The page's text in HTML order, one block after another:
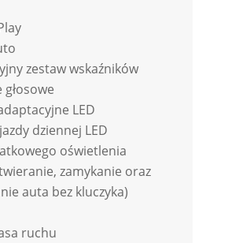
zestaw wskaźników
LED
dziennej LED
oświetlenia
zamykanie oraz
auta bez kluczyka)
ruchu